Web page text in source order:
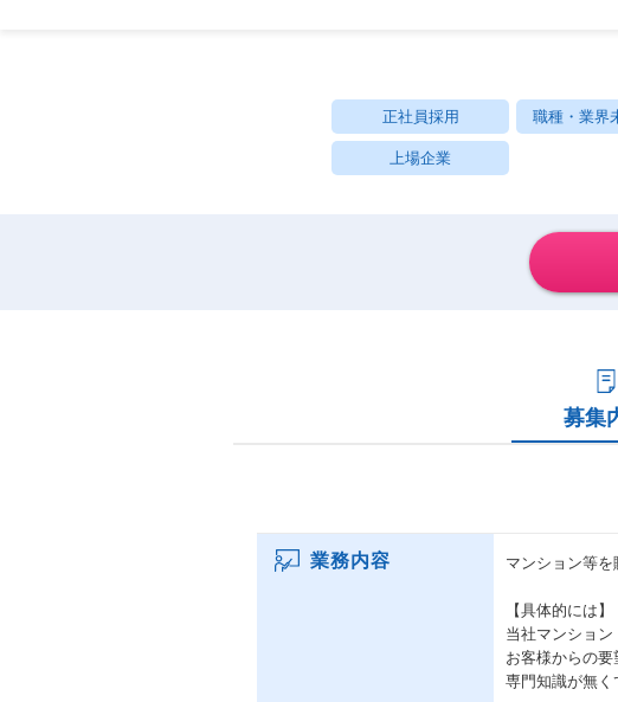
正社員採用 職種・業界
上場企業
募集
業務内容 マンション等
【具体的には】
当社マンショ
お客様からの要
専門知識が無